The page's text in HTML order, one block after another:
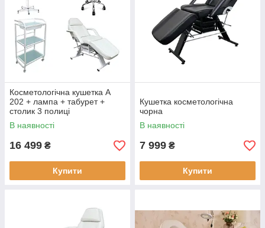
Косметологічна кушетка А
202 + лампа + табурет +
столик 3 полиці
В наявності
16 499 ₴
Купити
Кушетка косметологічна
чорна
В наявності
7 999 ₴
Купити